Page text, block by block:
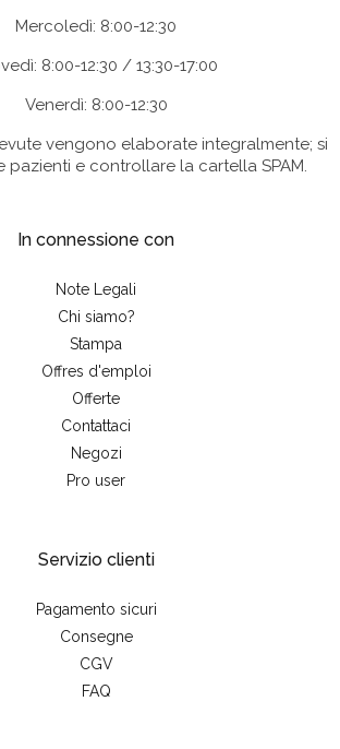
Mercoledì: 8:00-12:30
8:00-12:30 / 13:30-17:00
Venerdì: 8:00-12:30
vengono elaborate integralmente; si
pazienti e controllare la cartella SPAM.
In connessione con
Note Legali
Chi siamo?
Stampa
Offres d'emploi
Offerte
Contattaci
Negozi
Pro user
Servizio clienti
Pagamento sicuri
Consegne
CGV
FAQ